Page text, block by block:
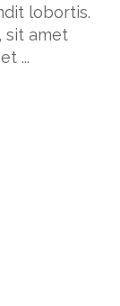
lobortis.
sit amet
...